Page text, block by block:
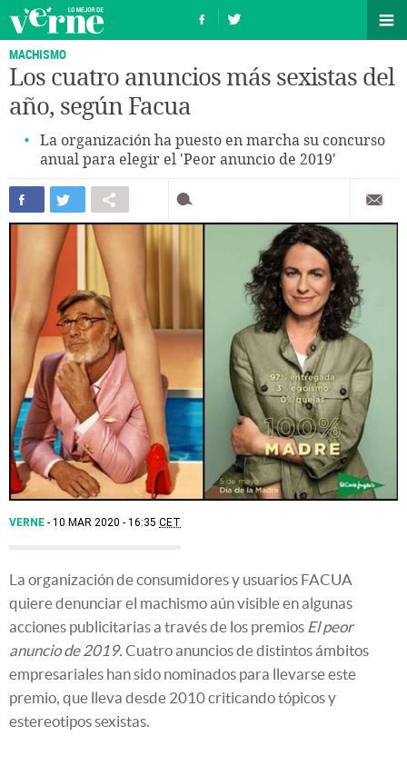
MACHISMO
Los cuatro anuncios más sexistas del
año, según Facua
La organización ha puesto en marcha su concurso
anual para elegir el 'Peor anuncio de 2019'
VERNE 10 MAR 2020 - 16:35 CET
La organización de consumidores y usuarios FACUA
quiere denunciar el machismo aún visible en algunas
acciones publicitarias a través de los premios El peor
anuncio de 2019. Cuatro anuncios de distintos ámbitos
empresariales han sido nominados para llevarse este
premio, que lleva desde 2010 criticando tópicos y
estereotipos sexistas.